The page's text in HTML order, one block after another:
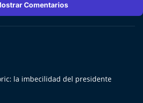
Comentarios
la imbecilidad del presidente